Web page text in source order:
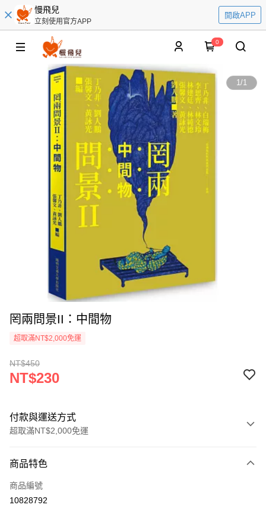
慢飛兒
立刻使用官方APP
開啟APP
0
1/1
罔兩問景II：中間物
超取滿NT$2,000免運
NT$450
NT$230
付款與運送方式
超取滿NT$2,000免運
信用卡一次付款
超商取貨付款
商品特色
商品編號
10828792